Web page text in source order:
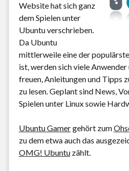
Impressum
Datenschutzerklärung
twitterinstagram
youtubetwitch
Website hat sich ganz
dem Spielen unter
Ubuntu verschrieben.
Da Ubuntu
mittlerweile eine der
ist, werden sich viele
freuen, Anleitungen und Tipps
zu lesen. Geplant sind News,
Spielen unter Linux sowie
Ubuntu Gamergehört zum
zu dem etwa auch das
OMG! Ubuntuzählt.